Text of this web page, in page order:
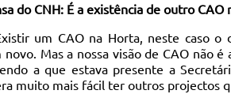
do CNH: É a existência de outro
um CAO na Horta, neste caso o
Mas a nossa visão de CAO não
a que estava presente a
muito mais fácil ter outros projectos